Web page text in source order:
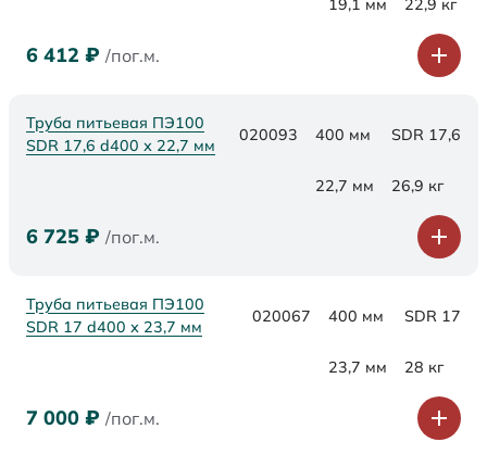
19,1 мм 22,9 кг
6 412 ₽ /пог.м.
Труба питьевая ПЭ100
SDR 17,6 d400 х 22,7 мм
020093 400 мм SDR 17,6
22,7 мм 26,9 кг
6 725 ₽ /пог.м.
Труба питьевая ПЭ100
SDR 17 d400 х 23,7 мм
020067 400 мм SDR 17
23,7 мм 28 кг
7 000 ₽ /пог.м.